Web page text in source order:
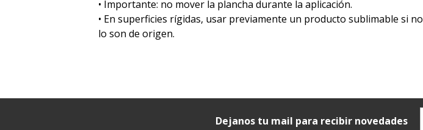
•⁠ ⁠Importante: no mover la plancha durante la aplicación.
•⁠ ⁠En superficies rígidas, usar previamente un producto sublimable si no
lo son de origen.
Dejanos tu mail para recibir novedades